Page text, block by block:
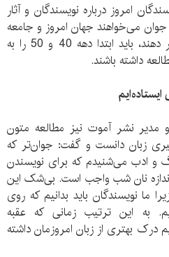
امروز درباره نویسندگان و آثار
جوان می‌خواهند جهان امروز و جامعه
امروز ایران را مورد مطالعه قرار دهند، باید ابتدا دهه 40 و 50 را به
داشته باشند.
مدیر نشر آموت نیز مطالعه متون
زبان دانست و گفت: جوان‌تر که
و ادب می‌شنیدم که برای نویسندن
نان شب واجب است. بی‌شک این
ما نویسندگان باید بدانیم که روی
به این ترتیب زمانی که عقبه
درک بهتری از زبان امروزمان داشته